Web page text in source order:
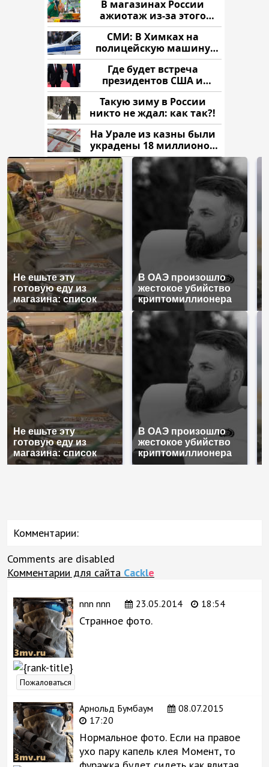
В магазинах России
ажиотаж из-за этого
продукта: что купить?
СМИ: В Химках на
полицейскую машину
напали и подожгли.
Где будет встреча
президентов США и
России: Европа?
Такую зиму в России
никто не ждал: как так?!
На Урале из казны были
украдены 18 миллионов
рублей
Не ешьте эту
готовую еду из
магазина: список
В ОАЭ произошло
жестокое убийство
криптомиллионера
Не ешьте эту
готовую еду из
магазина: список
В ОАЭ произошло
жестокое убийство
криптомиллионера
Комментарии:
Comments are disabled
Комментарии для сайта Cackle
nnn nnn 23.05.2014 18:54
Странное фото.
Пожаловаться
Арнольд Бумбаум
08.07.2015
17:20
Нормальное фото. Если на правое
ухо пару капель клея Момент, то